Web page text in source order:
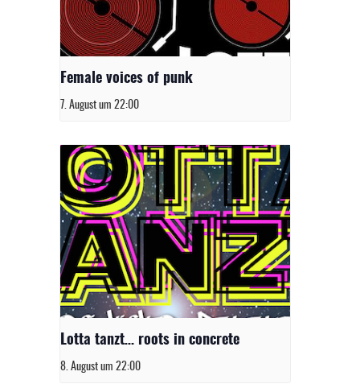
Female voices of punk
7. August um 22:00
Lotta tanzt… roots in concrete
8. August um 22:00